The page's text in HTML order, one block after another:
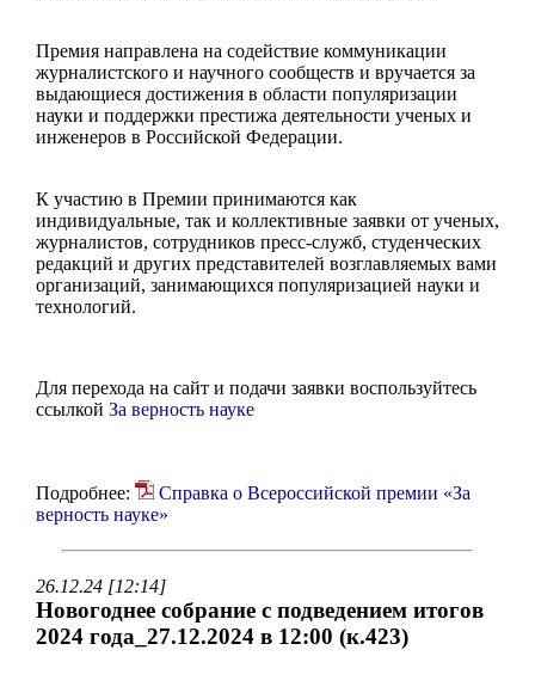
Премия направлена на содействие коммуникации
журналистского и научного сообществ и вручается за
выдающиеся достижения в области популяризации
науки и поддержки престижа деятельности ученых и
инженеров в Российской Федерации.
К участию в Премии принимаются как
индивидуальные, так и коллективные заявки от ученых,
журналистов, сотрудников пресс-служб, студенческих
редакций и других представителей возглавляемых вами
организаций, занимающихся популяризацией науки и
технологий.
Для перехода на сайт и подачи заявки воспользуйтесь
ссылкой За верность науке
Подробнее:
Справка о Всероссийской премии «За
верность науке»
26.12.24 [12:14]
Новогоднее собрание с подведением итогов
2024 года_27.12.2024 в 12:00 (к.423)